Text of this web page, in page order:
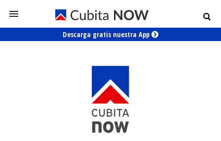
Descarga gratis nuestra App